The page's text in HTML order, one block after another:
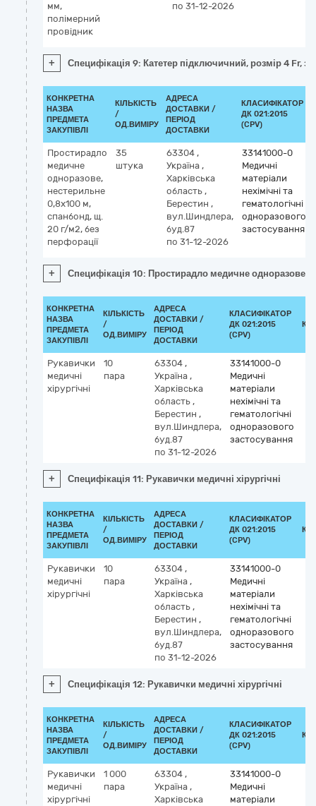
мм,
полімерний
провідник
по 31-12-2026
+ Специфікація 9: Катетер підключичний, розмір 4 Fr,
КОНКРЕТНА
НАЗВА
ПРЕДМЕТА
ЗАКУПІВЛІ
КІЛЬКІСТЬ
/
ОД.ВИМІРУ
АДРЕСА
ДОСТАВКИ /
ПЕРІОД
ДОСТАВКИ
КЛАСИФІКАТОР
ДК 021:2015
(CPV)
Простирадло
медичне
одноразове,
нестерильне
0,8х100 м,
спанбонд, щ.
20 г/м2, без
перфорації
35
штука
63304 ,
Україна ,
Харківська
область ,
Берестин ,
вул.Шиндлера,
буд.87
по 31-12-2026
33141000-0
Медичні
матеріали
нехімічні та
гематологічні
одноразового
застосування
+ Специфікація 10: Простирадло медичне одноразове,
КОНКРЕТНА
НАЗВА
ПРЕДМЕТА
ЗАКУПІВЛІ
КІЛЬКІСТЬ
/
ОД.ВИМІРУ
АДРЕСА
ДОСТАВКИ /
ПЕРІОД
ДОСТАВКИ
КЛАСИФІКАТОР
ДК 021:2015
(CPV)
Рукавички
медичні
хірургічні
10
пара
63304 ,
Україна ,
Харківська
область ,
Берестин ,
вул.Шиндлера,
буд.87
по 31-12-2026
33141000-0
Медичні
матеріали
нехімічні та
гематологічні
одноразового
застосування
+ Специфікація 11: Рукавички медичні хірургічні
КОНКРЕТНА
НАЗВА
ПРЕДМЕТА
ЗАКУПІВЛІ
КІЛЬКІСТЬ
/
ОД.ВИМІРУ
АДРЕСА
ДОСТАВКИ /
ПЕРІОД
ДОСТАВКИ
КЛАСИФІКАТОР
ДК 021:2015
(CPV)
Рукавички
медичні
хірургічні
10
пара
63304 ,
Україна ,
Харківська
область ,
Берестин ,
вул.Шиндлера,
буд.87
по 31-12-2026
33141000-0
Медичні
матеріали
нехімічні та
гематологічні
одноразового
застосування
+ Специфікація 12: Рукавички медичні хірургічні
КОНКРЕТНА
НАЗВА
ПРЕДМЕТА
ЗАКУПІВЛІ
КІЛЬКІСТЬ
/
ОД.ВИМІРУ
АДРЕСА
ДОСТАВКИ /
ПЕРІОД
ДОСТАВКИ
КЛАСИФІКАТОР
ДК 021:2015
(CPV)
Рукавички
медичні
хірургічні
1 000
пара
63304 ,
Україна ,
Харківська
33141000-0
Медичні
матеріали